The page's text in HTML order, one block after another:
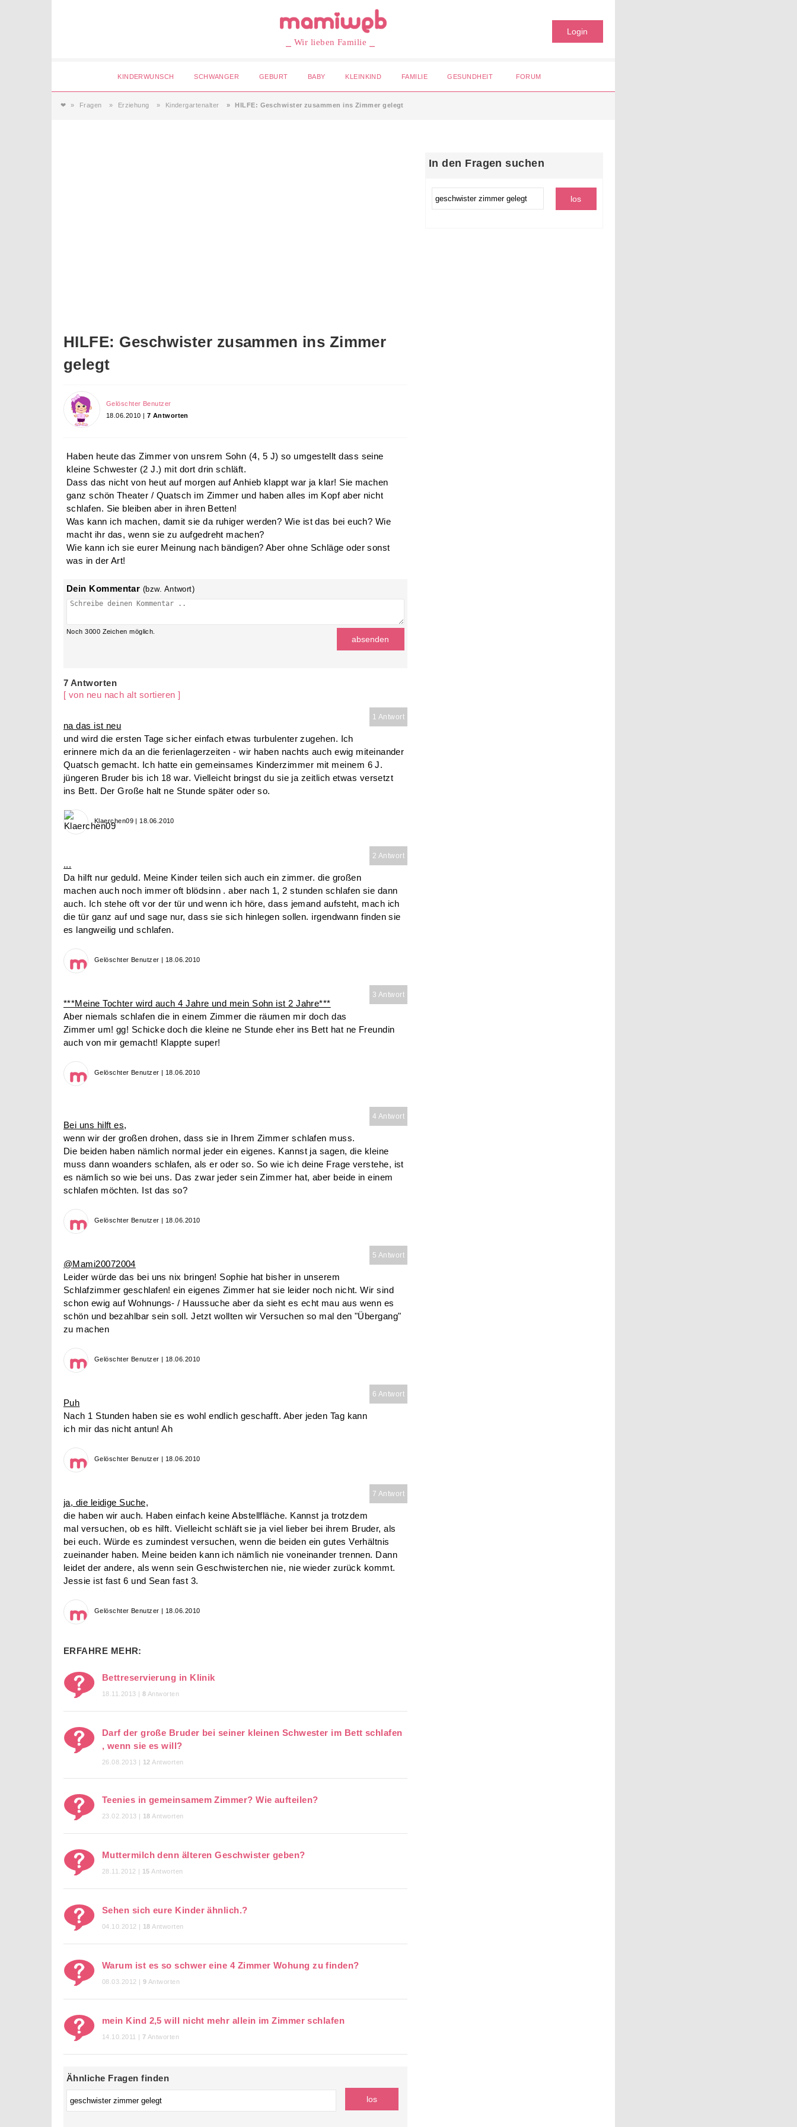
⎯ Wir lieben Familie ⎯
Login
KINDERWUNSCH SCHWANGER GEBURT BABY KLEINKIND FAMILIE GESUNDHEIT FORUM
❤ Fragen Erziehung Kindergartenalter HILFE: Geschwister zusammen ins Zimmer gelegt
HILFE: Geschwister zusammen ins Zimmer
gelegt
Gelöschter Benutzer
18.06.2010 | 7 Antworten
Haben heute das Zimmer von unsrem Sohn (4, 5 J) so umgestellt dass seine
kleine Schwester (2 J.) mit dort drin schläft.
Dass das nicht von heut auf morgen auf Anhieb klappt war ja klar! Sie machen
ganz schön Theater / Quatsch im Zimmer und haben alles im Kopf aber nicht
schlafen. Sie bleiben aber in ihren Betten!
Was kann ich machen, damit sie da ruhiger werden? Wie ist das bei euch? Wie
macht ihr das, wenn sie zu aufgedreht machen?
Wie kann ich sie eurer Meinung nach bändigen? Aber ohne Schläge oder sonst
was in der Art!
Dein Kommentar (bzw. Antwort)
Noch3000 Zeichen möglich.
7 Antworten
[ von neu nach alt sortieren ]
1 Antwort
na das ist neu
und wird die ersten Tage sicher einfach etwas turbulenter zugehen. Ich
erinnere mich da an die ferienlagerzeiten - wir haben nachts auch ewig miteinander
Quatsch gemacht. Ich hatte ein gemeinsames Kinderzimmer mit meinem 6 J.
jüngeren Bruder bis ich 18 war. Vielleicht bringst du sie ja zeitlich etwas versetzt
ins Bett. Der Große halt ne Stunde später oder so.
Klaerchen09 | 18.06.2010
2 Antwort
...
Da hilft nur geduld. Meine Kinder teilen sich auch ein zimmer. die großen
machen auch noch immer oft blödsinn . aber nach 1, 2 stunden schlafen sie dann
auch. Ich stehe oft vor der tür und wenn ich höre, dass jemand aufsteht, mach ich
die tür ganz auf und sage nur, dass sie sich hinlegen sollen. irgendwann finden sie
es langweilig und schlafen.
Gelöschter Benutzer | 18.06.2010
3 Antwort
***Meine Tochter wird auch 4 Jahre und mein Sohn ist 2 Jahre***
Aber niemals schlafen die in einem Zimmer die räumen mir doch das
Zimmer um! gg! Schicke doch die kleine ne Stunde eher ins Bett hat ne Freundin
auch von mir gemacht! Klappte super!
Gelöschter Benutzer | 18.06.2010
4 Antwort
Bei uns hilft es,
wenn wir der großen drohen, dass sie in Ihrem Zimmer schlafen muss.
Die beiden haben nämlich normal jeder ein eigenes. Kannst ja sagen, die kleine
muss dann woanders schlafen, als er oder so. So wie ich deine Frage verstehe, ist
es nämlich so wie bei uns. Das zwar jeder sein Zimmer hat, aber beide in einem
schlafen möchten. Ist das so?
Gelöschter Benutzer | 18.06.2010
5 Antwort
@Mami20072004
Leider würde das bei uns nix bringen! Sophie hat bisher in unserem
Schlafzimmer geschlafen! ein eigenes Zimmer hat sie leider noch nicht. Wir sind
schon ewig auf Wohnungs- / Haussuche aber da sieht es echt mau aus wenn es
schön und bezahlbar sein soll. Jetzt wollten wir Versuchen so mal den "Übergang"
zu machen
Gelöschter Benutzer | 18.06.2010
6 Antwort
Puh
Nach 1 Stunden haben sie es wohl endlich geschafft. Aber jeden Tag kann
ich mir das nicht antun! Ah
Gelöschter Benutzer | 18.06.2010
7 Antwort
ja, die leidige Suche,
die haben wir auch. Haben einfach keine Abstellfläche. Kannst ja trotzdem
mal versuchen, ob es hilft. Vielleicht schläft sie ja viel lieber bei ihrem Bruder, als
bei euch. Würde es zumindest versuchen, wenn die beiden ein gutes Verhältnis
zueinander haben. Meine beiden kann ich nämlich nie voneinander trennen. Dann
leidet der andere, als wenn sein Geschwisterchen nie, nie wieder zurück kommt.
Jessie ist fast 6 und Sean fast 3.
Gelöschter Benutzer | 18.06.2010
ERFAHRE MEHR:
Bettreservierung in Klinik
18.11.2013 | 8 Antworten
Darf der große Bruder bei seiner kleinen Schwester im Bett schlafen
, wenn sie es will?
26.08.2013 | 12 Antworten
Teenies in gemeinsamem Zimmer? Wie aufteilen?
23.02.2013 | 18 Antworten
Muttermilch denn älteren Geschwister geben?
28.11.2012 | 15 Antworten
Sehen sich eure Kinder ähnlich.?
04.10.2012 | 18 Antworten
Warum ist es so schwer eine 4 Zimmer Wohung zu finden?
08.03.2012 | 9 Antworten
mein Kind 2,5 will nicht mehr allein im Zimmer schlafen
14.10.2011 | 7 Antworten
Ähnliche Fragen finden
In den Fragen suchen